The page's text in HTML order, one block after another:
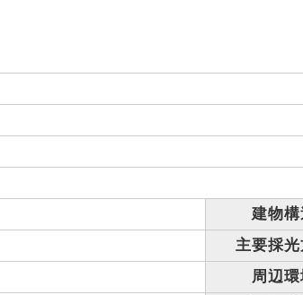
建物構
主要採光
周辺